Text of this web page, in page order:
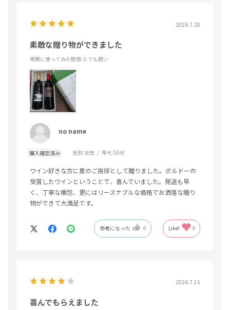
2026.7.20
素敵な贈り物ができました
実際に使ってみた感想:とても良い
no name
購入確認済み 性別:女性 年代:50代
ワイン好きな方に夏のご挨拶として贈りました。ボルドーの
受賞したワインということで、喜んでいました。発送も早
く、丁寧な梱包、更にはリーズナブルな価格でお洒落な贈り
物ができて大満足です。
参考になった 0 Like! 0
2026.7.15
喜んでもらえました